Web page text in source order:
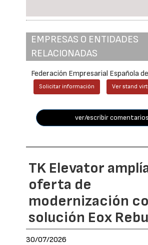
EMPRESAS O ENTIDADES
RELACIONADAS
Federación Empresarial Española
Solicitar información Ver stand
ver/escribir comentarios
TK Elevator
oferta de
modernización
solución Eox
30/07/2026